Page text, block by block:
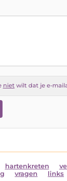
nietwilt dat je e-
hartenkreten
vragen links